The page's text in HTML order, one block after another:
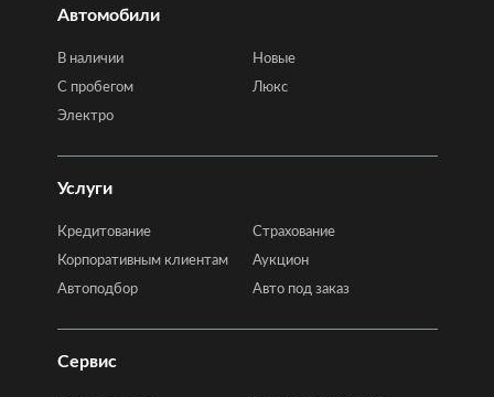
Автомобили
В наличии
Новые
C пробегом
Люкс
Электро
Услуги
Кредитование
Страхование
Корпоративным клиентам
Аукцион
Автоподбор
Авто под заказ
Сервис